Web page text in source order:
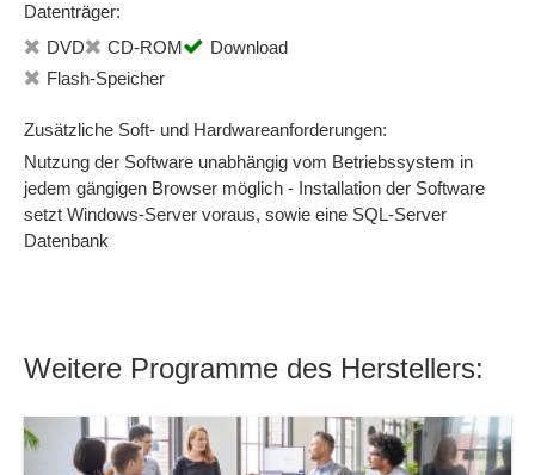
Datenträger:
DVD
CD-ROM
Download
Flash-Speicher
Zusätzliche Soft- und Hardwareanforderungen:
Nutzung der Software unabhängig vom Betriebssystem in
jedem gängigen Browser möglich - Installation der Software
setzt Windows-Server voraus, sowie eine SQL-Server
Datenbank
Weitere Programme des Herstellers: